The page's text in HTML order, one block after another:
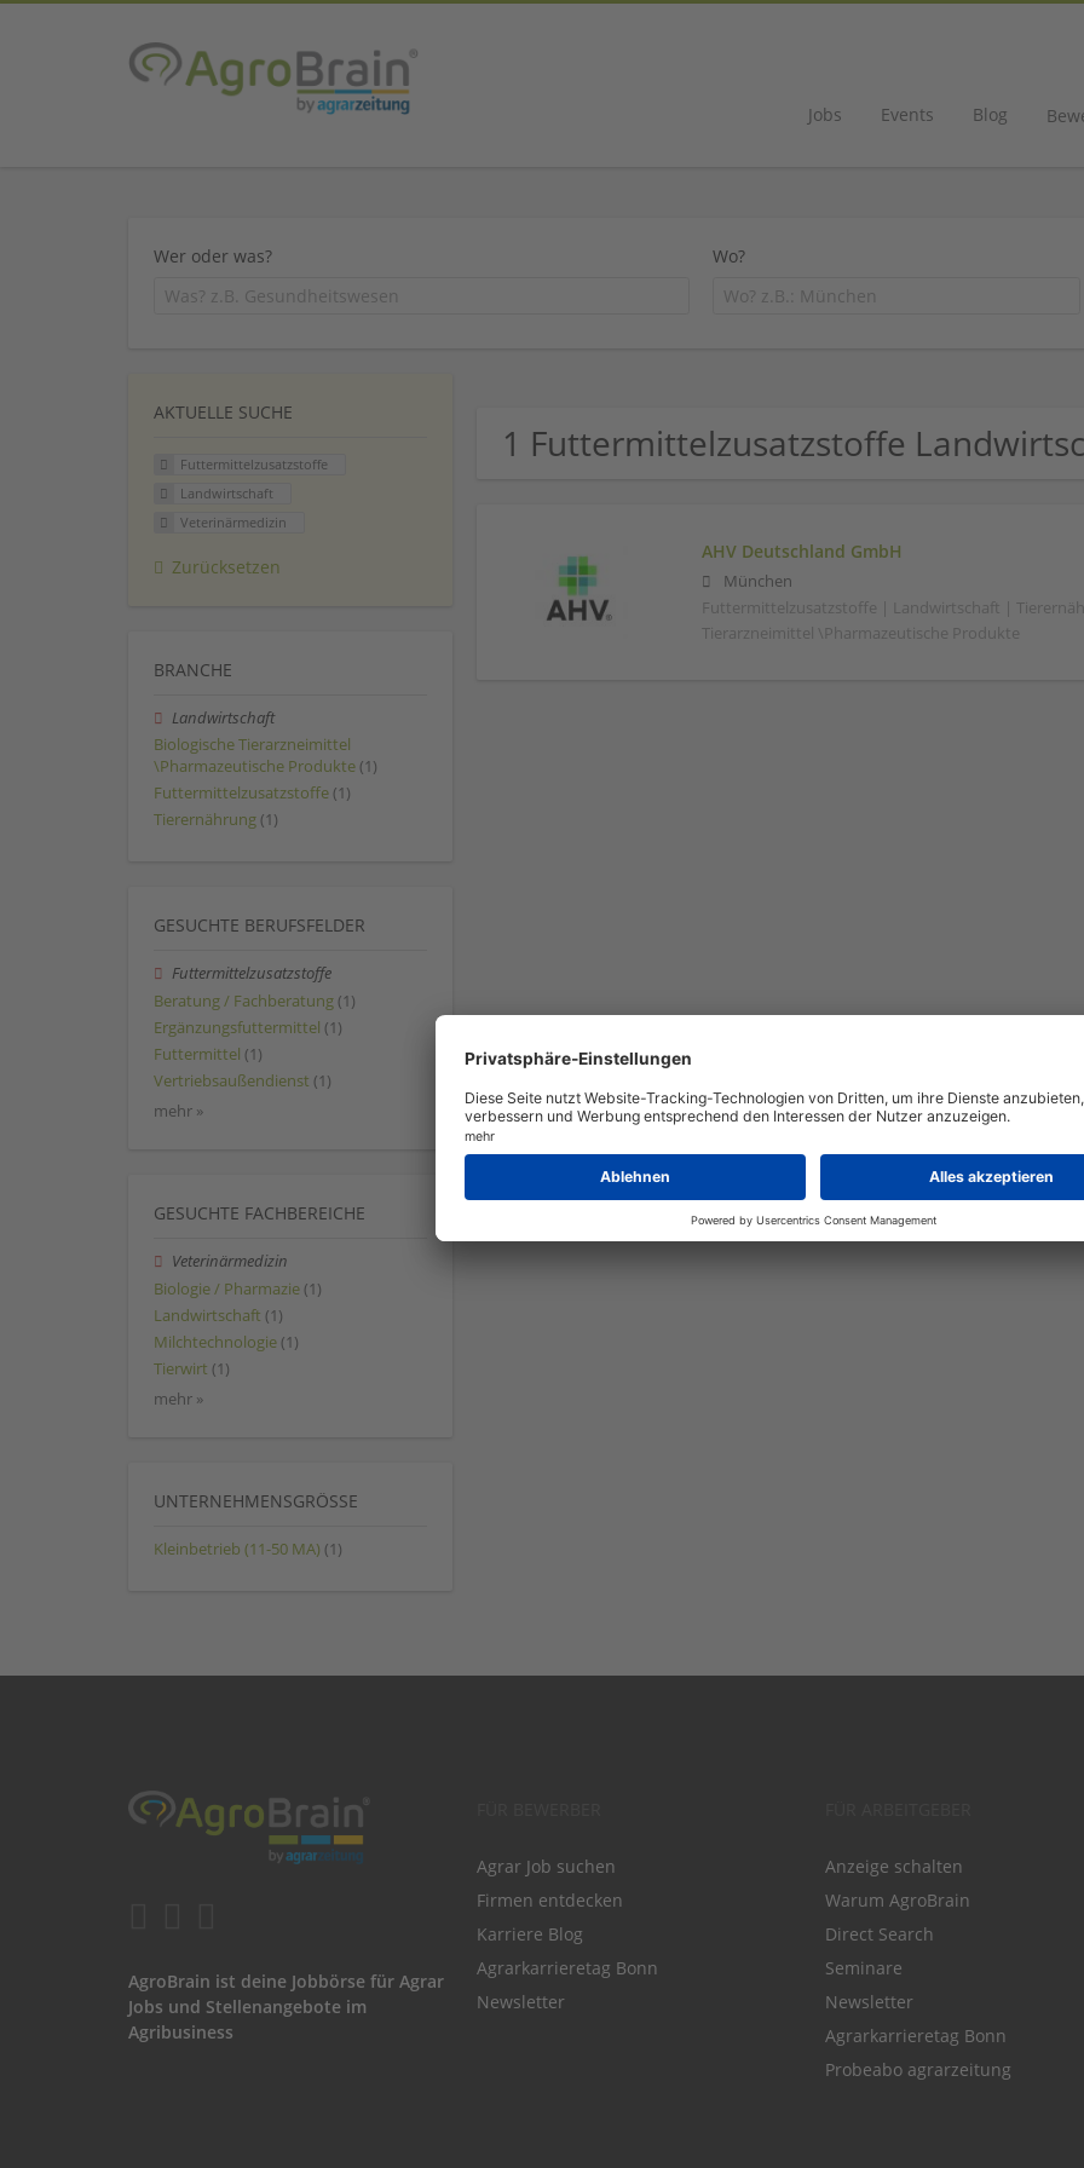
Jobs Events Blog
Wer oder was? Wo?
1 Futtermittelzusatzstoffe
AHV Deutschland GmbH
München
Futtermittelzusatzstoffe | Landwirtschaft |
Tierarzneimittel \Pharmazeutische Produkte
AKTUELLE SUCHE
Futtermittelzusatzstoffe
Landwirtschaft
Veterinärmedizin
Zurücksetzen
BRANCHE
Landwirtschaft
Biologische Tierarzneimittel
\Pharmazeutische Produkte (1)
Futtermittelzusatzstoffe (1)
Tierernährung (1)
GESUCHTE BERUFSFELDER
Futtermittelzusatzstoffe
Beratung / Fachberatung (1)
Ergänzungsfuttermittel (1)
Futtermittel (1)
Vertriebsaußendienst (1)
mehr »
GESUCHTE FACHBEREICHE
Veterinärmedizin
Biologie / Pharmazie (1)
Landwirtschaft (1)
Milchtechnologie (1)
Tierwirt (1)
mehr »
UNTERNEHMENSGRÖSSE
Kleinbetrieb (11-50 MA) (1)
AgroBrain ist deine Jobbörse für Agrar
Jobs und Stellenangebote im
Agribusiness
Agrar Job suchen
Firmen entdecken
Karriere Blog
Agrarkarrieretag Bonn
Newsletter
Anzeige schalten
Warum AgroBrain
Direct Search
Seminare
Newsletter
Agrarkarrieretag Bonn
Probeabo agrarzeitung